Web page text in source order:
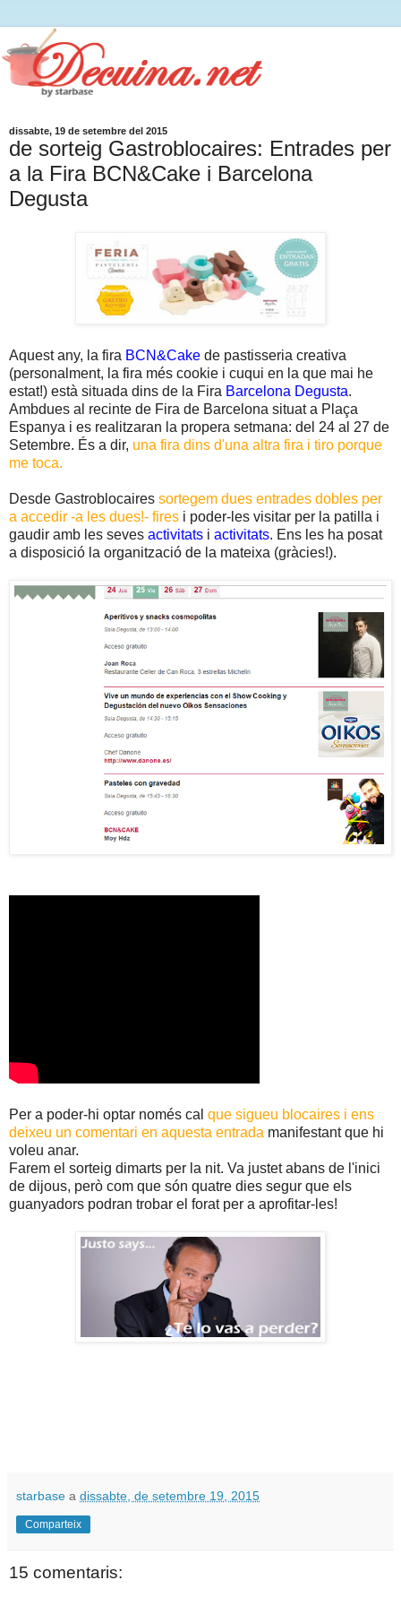
dissabte, 19 de setembre del 2015
de sorteig Gastroblocaires: Entrades per
a la Fira BCN&Cake i Barcelona
Degusta
Aquest any, la fira BCN&Cake de pastisseria creativa
(personalment, la fira més cookie i cuqui en la que mai he
estat!) està situada dins de la Fira Barcelona Degusta.
Ambdues al recinte de Fira de Barcelona situat a Plaça
Espanya i es realitzaran la propera setmana: del 24 al 27 de
Setembre. És a dir, una fira dins d'una altra fira i tiro porque
me toca.
Desde Gastroblocaires sortegem dues entrades dobles per
a accedir -a les dues!- fires i poder-les visitar per la patilla i
gaudir amb les seves activitats i activitats. Ens les ha posat
a disposició la organització de la mateixa (gràcies!).
Per a poder-hi optar només cal que sigueu blocaires i ens
deixeu un comentari en aquesta entrada manifestant que hi
voleu anar.
Farem el sorteig dimarts per la nit. Va justet abans de l'inici
de dijous, però com que són quatre dies segur que els
guanyadors podran trobar el forat per a aprofitar-les!
starbase a dissabte, de setembre 19, 2015
Comparteix
15 comentaris: